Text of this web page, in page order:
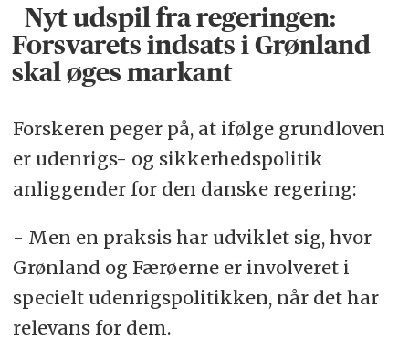
Nyt udspil fra regeringen:
Forsvarets indsats i Grønland
skal øges markant
Forskeren peger på, at ifølge grundloven
er udenrigs- og sikkerhedspolitik
anliggender for den danske regering:
- Men en praksis har udviklet sig, hvor
Grønland og Færøerne er involveret i
specielt udenrigspolitikken, når det har
relevans for dem.